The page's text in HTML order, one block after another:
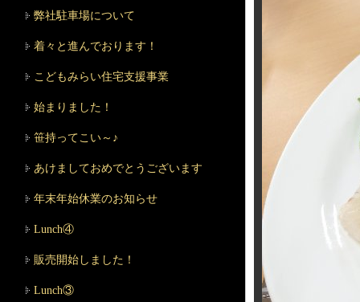
弊社駐車場について
着々と進んでおります！
こどもみらい住宅支援事業
始まりました！
笹持ってこい～♪
あけましておめでとうございます
年末年始休業のお知らせ
Lunch④
販売開始しました！
Lunch③